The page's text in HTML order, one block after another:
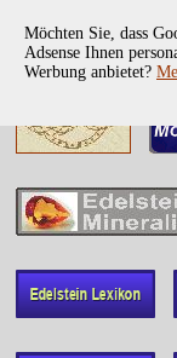
Möchten Sie, dass
Adsense Ihnen
Werbung anbietet?